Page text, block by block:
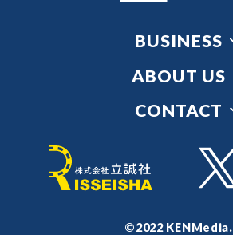
BUSINESS
ABOUT US
CONTACT
©2022 KENMedia.